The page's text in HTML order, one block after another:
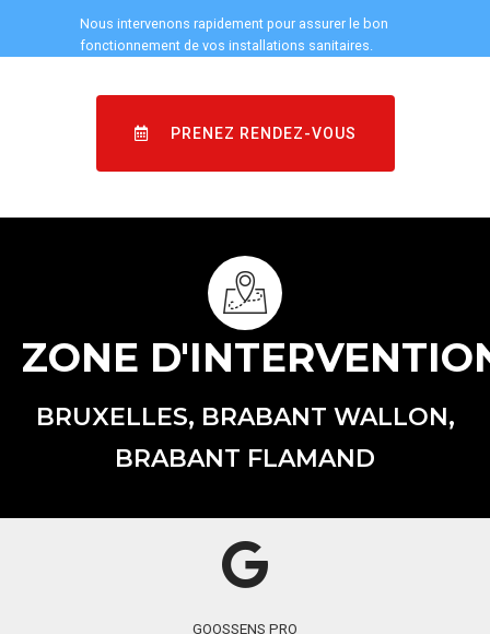
Nous intervenons rapidement pour assurer le bon
fonctionnement de vos installations sanitaires.
PRENEZ RENDEZ-VOUS
ZONE
BRUXELLES, BRABANT WALLON,
BRABANT FLAMAND
GOOSSENS PRO